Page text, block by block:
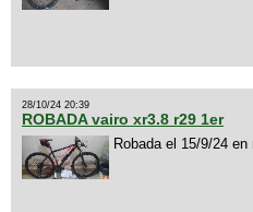
28/10/24 20:39
ROBADA vairo xr3.8 r29 1er
Robada el 15/9/24